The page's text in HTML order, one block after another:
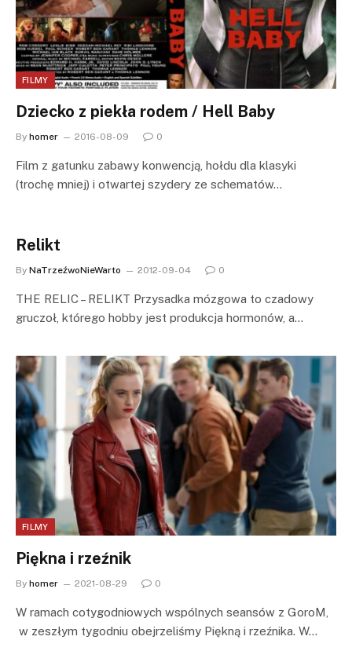
FILMY
Dziecko z piekła rodem / Hell Baby
By homer 2016-08-09 0
Film z gatunku zabawy konwencją, hołdu dla klasyki
(trochę mniej) i otwartej szydery ze schematów…
Relikt
By NaTrzeźwoNieWarto 2012-09-04 0
THE RELIC – RELIKT Przysadka mózgowa to czadowy
gruczoł, którego hobby jest produkcja hormonów, a…
FILMY
Piękna i rzeźnik
By homer 2021-08-29 0
W ramach cotygodniowych wspólnych seansów z GoroM,
w zeszłym tygodniu obejrzeliśmy Piękną i rzeźnika. W…